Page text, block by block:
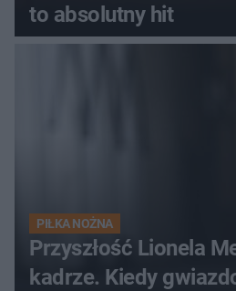
to absolutny hit
PIŁKA NOŻNA
Przyszłość Lionela
kadrze. Kiedy